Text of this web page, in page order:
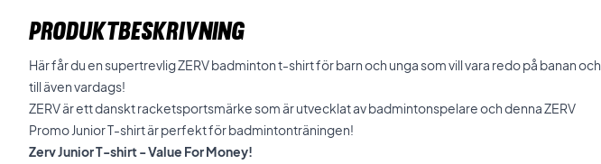
PRODUKTBESKRIVNING
Här får du en supertrevlig ZERV badminton t-shirt för barn och unga som vill vara redo på banan och
till även vardags!
ZERV är ett danskt racketsportsmärke som är utvecklat av badmintonspelare och denna ZERV
Promo Junior T-shirt är perfekt för badmintonträningen!
Zerv Junior T-shirt - Value For Money!